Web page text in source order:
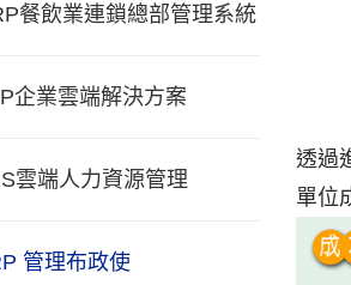
餐飲業連鎖總部管理系統
企業雲端解決方案
雲端人力資源管理
管理布政使
透過
單位